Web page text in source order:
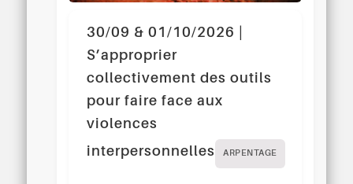
30/09 & 01/10/2026 |
S’approprier
collectivement des outils
pour faire face aux
violences
interpersonnelles
ARPENTAGE